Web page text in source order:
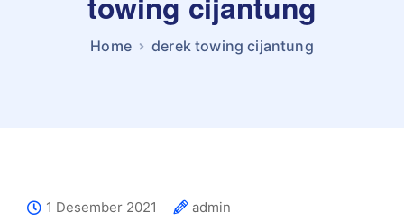
Home derek towing cijantung
1 Desember 2021
admin